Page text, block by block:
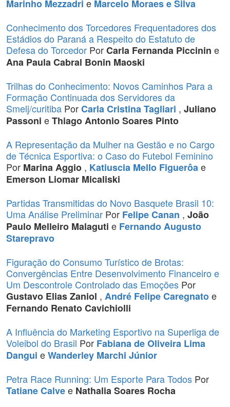
Marinho Mezzadri e Marcelo Moraes e Silva
Conhecimento dos Torcedores Frequentadores dos
Estádios do Paraná a Respeito do Estatuto de
Defesa do Torcedor PorCarla Fernanda Piccinin e
Ana Paula Cabral Bonin Maoski
Trilhas do Conhecimento: Novos Caminhos Para a
Formação Continuada dos Servidores da
Smelj/curitiba PorCarla Cristina Tagliari , Juliano
Passoni eThiago Antonio Soares Pinto
A Representação da Mulher na Gestão e no Cargo
de Técnica Esportiva: o Caso do Futebol Feminino
Por Marina Aggio , Katiuscia Mello Figuerôae
Emerson Liomar Micaliski
Partidas Transmitidas do Novo Basquete Brasil 10:
Uma Análise Preliminar Por Felipe Canan , João
Paulo Melleiro Malaguti e Fernando Augusto
Starepravo
Figuração do Consumo Turístico de Brotas:
Convergências Entre Desenvolvimento Financeiro e
Um Descontrole Controlado das Emoções Por
Gustavo Elias Zaniol , André Felipe Caregnatoe
Fernando Renato Cavichiolli
A Influência do Marketing Esportivo na Superliga de
Voleibol do Brasil Por Fabiana de Oliveira Lima
Dangui eWanderley Marchi Júnior
Petra Race Running: Um Esporte Para Todos Por
Tatiane Calvee Nathalia Soares Rocha